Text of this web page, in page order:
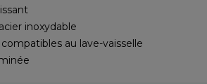
inoxydable
au lave-vaisselle